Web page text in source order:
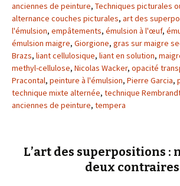
anciennes de peinture, Techniques picturales
alternance couches picturales, art des
l'émulsion, empâtements, émulsion à l'œuf,
émulsion maigre, Giorgione, gras sur maigre
Brazs, liant cellulosique, liant en solution,
methyl-cellulose, Nicolas Wacker, opacité
Pracontal, peinture à l'émulsion, Pierre Garcia,
technique mixte alternée, technique
anciennes de peinture, tempera
L’art des superpositions :
deux contraires